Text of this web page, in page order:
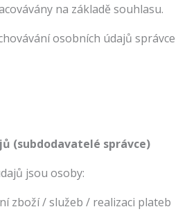
na základě souhlasu.
osobních údajů správce
(subdodavatelé správce)
jsou osoby:
zboží / služeb / realizaci plateb